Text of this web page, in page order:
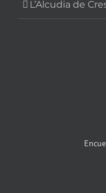
L’Alcudia de